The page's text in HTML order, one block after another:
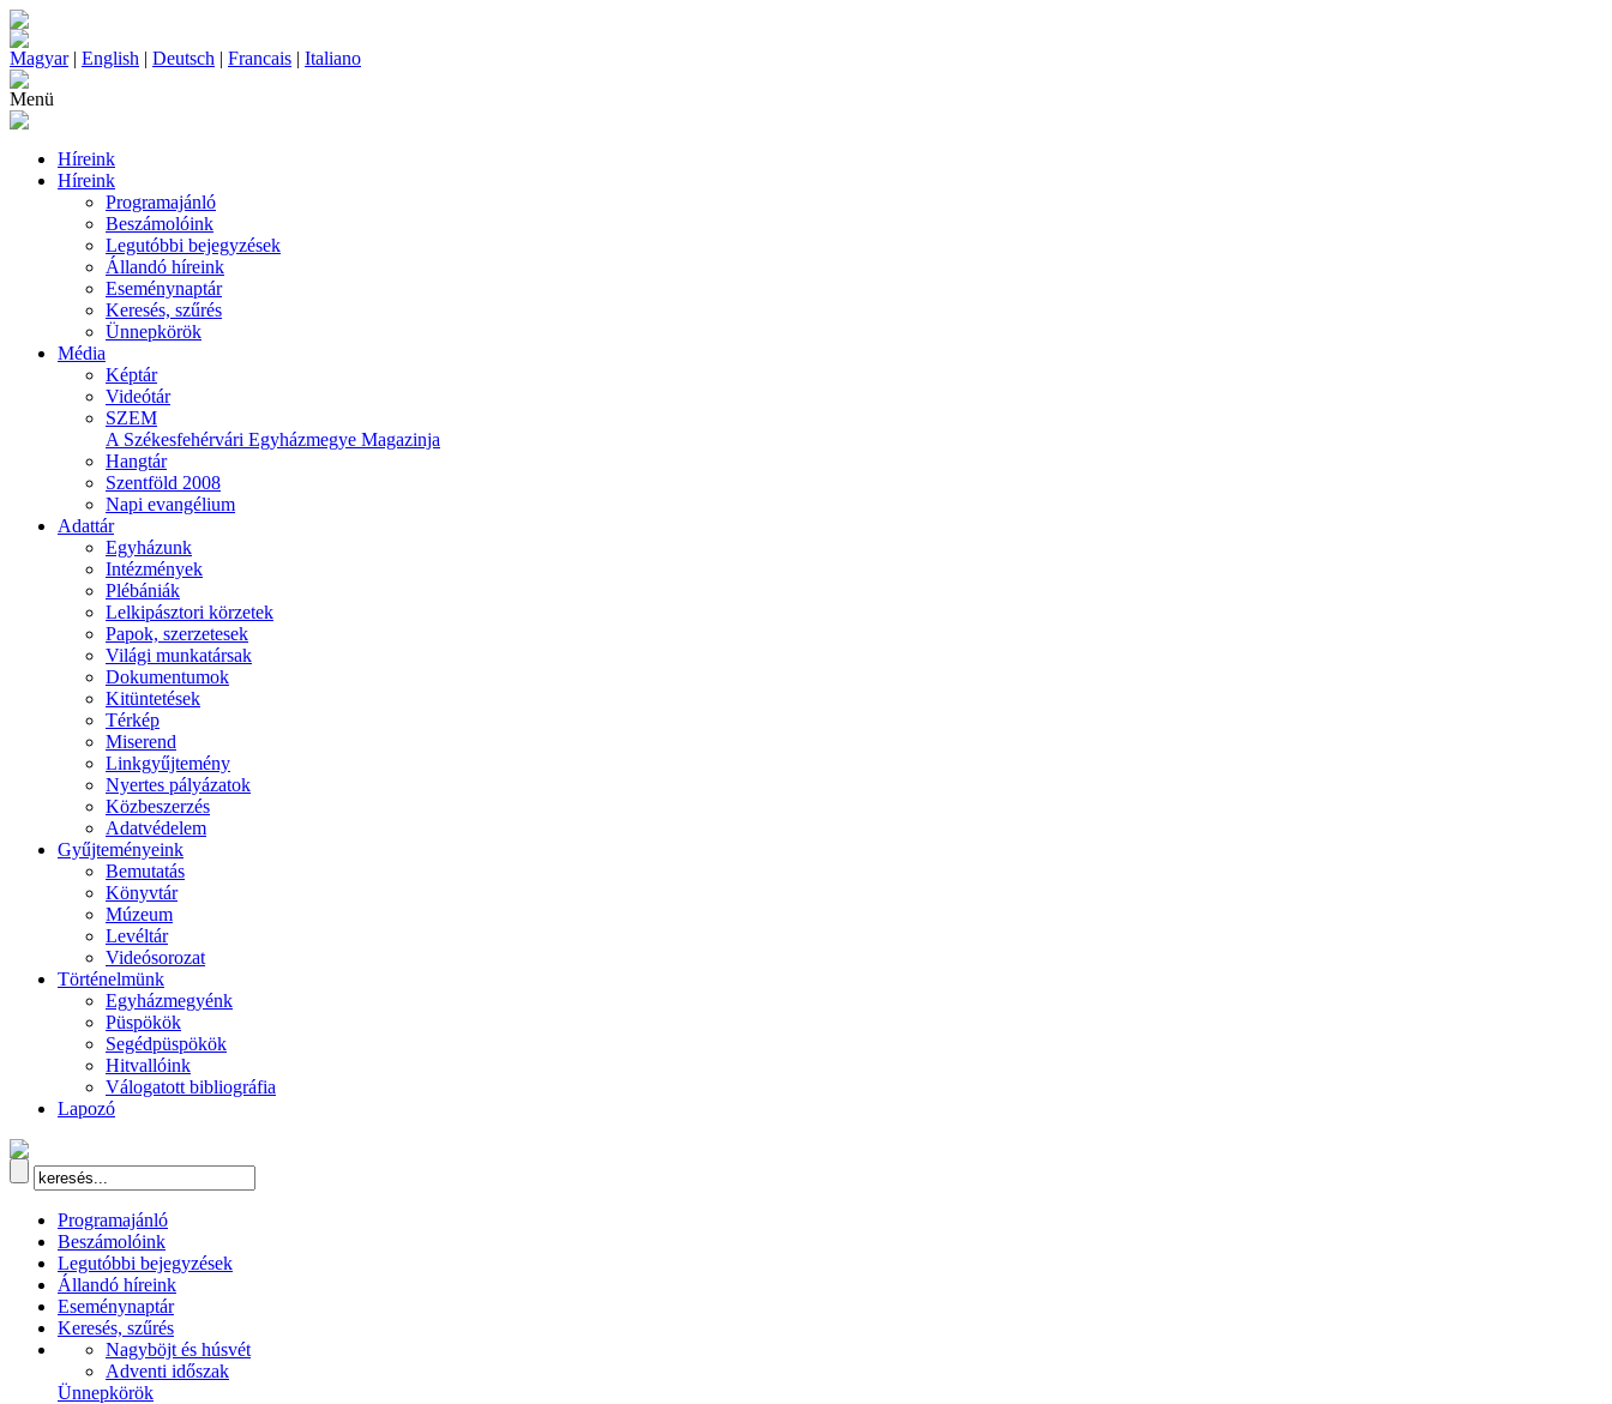
Magyar| English | Deutsch | Francais | Italiano
Menü
Híreink
Híreink
Programajánló
Beszámolóink
Legutóbbi bejegyzések
Állandó híreink
Eseménynaptár
Keresés, szűrés
Ünnepkörök
Média
Képtár
Videótár
SZEM
A Székesfehérvári Egyházmegye Magazinja
Hangtár
Szentföld 2008
Napi evangélium
Adattár
Egyházunk
Intézmények
Plébániák
Lelkipásztori körzetek
Papok, szerzetesek
Világi munkatársak
Dokumentumok
Kitüntetések
Térkép
Miserend
Linkgyűjtemény
Nyertes pályázatok
Közbeszerzés
Adatvédelem
Gyűjteményeink
Bemutatás
Könyvtár
Múzeum
Levéltár
Videósorozat
Történelmünk
Egyházmegyénk
Püspökök
Segédpüspökök
Hitvallóink
Válogatott bibliográfia
Lapozó
Programajánló
Beszámolóink
Legutóbbi bejegyzések
Állandó híreink
Eseménynaptár
Keresés, szűrés
Nagyböjt és húsvét
Adventi időszak
Ünnepkörök